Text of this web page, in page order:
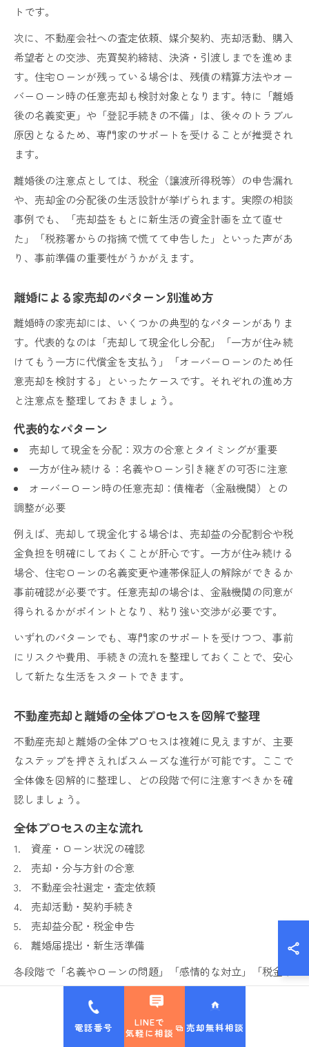
トです。
次に、不動産会社への査定依頼、媒介契約、売却活動、購入
希望者との交渉、売買契約締結、決済・引渡しまでを進めま
す。住宅ローンが残っている場合は、残債の精算方法やオー
バーローン時の任意売却も検討対象となります。特に「離婚
後の名義変更」や「登記手続きの不備」は、後々のトラブル
原因となるため、専門家のサポートを受けることが推奨され
ます。
離婚後の注意点としては、税金（譲渡所得税等）の申告漏れ
や、売却金の分配後の生活設計が挙げられます。実際の相談
事例でも、「売却益をもとに新生活の資金計画を立て直せ
た」「税務署からの指摘で慌てて申告した」といった声があ
り、事前準備の重要性がうかがえます。
離婚による家売却のパターン別進め方
離婚時の家売却には、いくつかの典型的なパターンがありま
す。代表的なのは「売却して現金化し分配」「一方が住み続
けてもう一方に代償金を支払う」「オーバーローンのため任
意売却を検討する」といったケースです。それぞれの進め方
と注意点を整理しておきましょう。
代表的なパターン
売却して現金を分配：双方の合意とタイミングが重要
一方が住み続ける：名義やローン引き継ぎの可否に注意
オーバーローン時の任意売却：債権者（金融機関）との
調整が必要
例えば、売却して現金化する場合は、売却益の分配割合や税
金負担を明確にしておくことが肝心です。一方が住み続ける
場合、住宅ローンの名義変更や連帯保証人の解除ができるか
事前確認が必要です。任意売却の場合は、金融機関の同意が
得られるかがポイントとなり、粘り強い交渉が必要です。
いずれのパターンでも、専門家のサポートを受けつつ、事前
にリスクや費用、手続きの流れを整理しておくことで、安心
して新たな生活をスタートできます。
不動産売却と離婚の全体プロセスを図解で整理
不動産売却と離婚の全体プロセスは複雑に見えますが、主要
なステップを押さえればスムーズな進行が可能です。ここで
全体像を図解的に整理し、どの段階で何に注意すべきかを確
認しましょう。
全体プロセスの主な流れ
資産・ローン状況の確認
売却・分与方針の合意
不動産会社選定・査定依頼
売却活動・契約手続き
売却益分配・税金申告
離婚届提出・新生活準備
各段階で「名義やローンの問題」「感情的な対立」「税金や
分配割合の調整」など注意事項が発生します。実際の体験談
でも「全体像を早期に把握したことで、無駄な衝突や手戻り
を防げた」という声が多く、段取りの可視化が成功の秘訣と
電話番号
LINEで
気軽に相談
売却無料相談